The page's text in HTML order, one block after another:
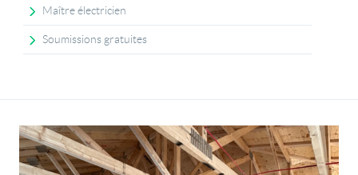
Maître électricien
Soumissions gratuites